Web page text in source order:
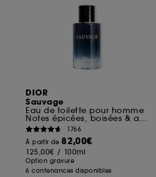
DIOR
Sauvage
Eau de toilette pour homme
Notes épicées, boisées & ambrées
1766
À partir de82,00€
125,00€ / 100ml
Option gravure
6 contenances disponibles